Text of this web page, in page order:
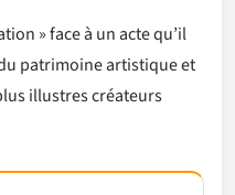
» face à un acte qu’il
patrimoine artistique et
illustres créateurs